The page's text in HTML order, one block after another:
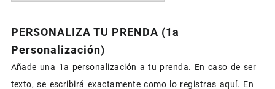
PERSONALIZA TU PRENDA (1a
Personalización)
Añade una 1a personalización a tu prenda. En caso de ser
texto, se escribirá exactamente como lo registras aquí. En